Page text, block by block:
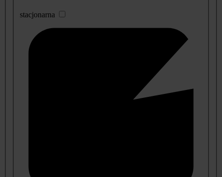
stacjonarna